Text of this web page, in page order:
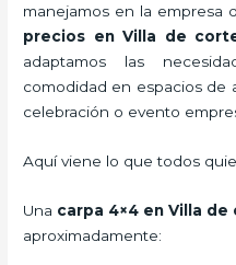
manejamos en la empresa
precios en Villa de
adaptamos las
comodidad en espacios de
celebración o evento
Aquí viene lo que todos
Una carpa 4×4 en Villa de
aproximadamente: